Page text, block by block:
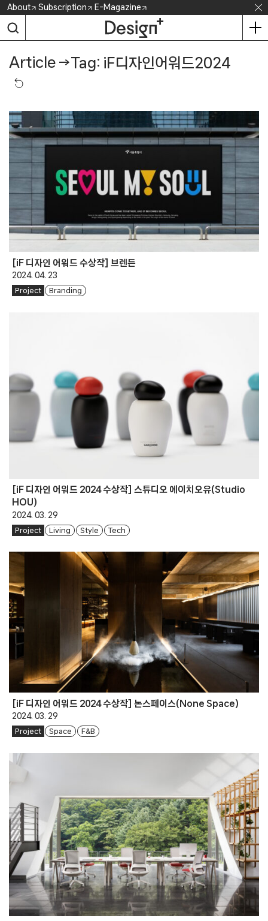
Skip
content
About Subscription E-Magazine
Article →Tag: iF디자인어워드2024
[iF 디자인 어워드 수상작] 브렌든
2024. 04. 23
Project Branding
[iF 디자인 어워드 2024 수상작] 스튜디오 에이치오유(Studio
HOU)
2024. 03. 29
Project Living Style Tech
[iF 디자인 어워드 2024 수상작] 논스페이스(None Space)
2024. 03. 29
Project Space F&B